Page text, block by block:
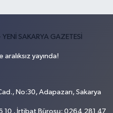
yayında!
No:30, Adapazarı, Sakarya
10 , İrtibat Bürosu: 0264 281 47